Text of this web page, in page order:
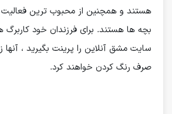
هستند و همچنین از محبوب ترین
بچه ها هستند. برای فرزندان خود
سایت مشق آنلاین را پرینت بگیرید ، آنها
صرف رنگ کردن خواهند کرد.